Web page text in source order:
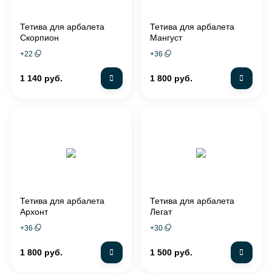
Тетива для арбалета
Скорпион
+22
1 140 руб.
Тетива для арбалета
Мангуст
+36
1 800 руб.
Тетива для арбалета
Архонт
+36
1 800 руб.
Тетива для арбалета
Легат
+30
1 500 руб.